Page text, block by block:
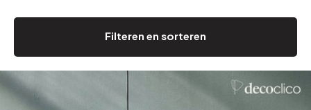
Filteren en sorteren